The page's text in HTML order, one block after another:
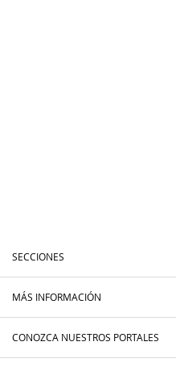
SECCIONES
MÁS INFORMACIÓN
CONOZCA NUESTROS PORTALES